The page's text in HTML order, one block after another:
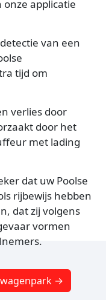
applicatie
van een
tijd om
verlies door
door het
met lading
dat uw Poolse
rijbewijs hebben
dat zij volgens
vormen
→